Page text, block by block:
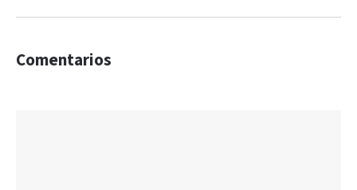
Comentarios